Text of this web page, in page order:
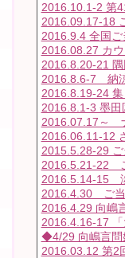
2016.10.1-2 第
2016.09.17-18
2016.9.4 全国
2016.08.27 カ
2016.8.20-21
2016.8.6-7 納
2016.8.19-24
2016.8.1-3 墨田
2016.07.17～
2016.06.11-12
2015.5.28-29
2016.5.21-22
2016.5.14-15
2016.4.30 ご当
2016.4.29 向嶋
2016.4.16-17 「
◆4/29 向嶋言問
2016.03.12 第2